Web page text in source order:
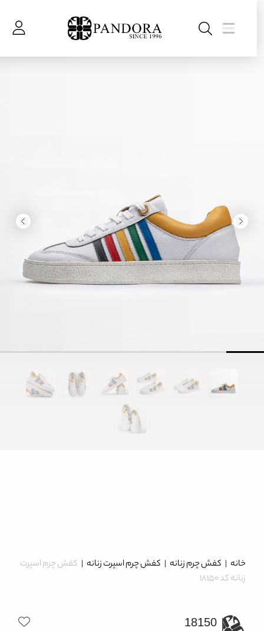
خانه | کفش چرم زنانه| کفش چرم اسپرت زنانه| کفش چرم اسپرت
زنانه کد 18150
18150